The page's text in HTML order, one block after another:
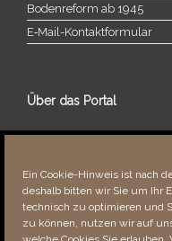
Ein Cookie-Hinweis ist nach
deshalb bitten wir Sie um Ihr
technisch zu optimieren und
zu können, nutzen wir auf
Bodenreform ab 1945
E‑Mail-​​Kontaktformular
Über das Portal
Über dieses Portal
Fehler bemerkt?